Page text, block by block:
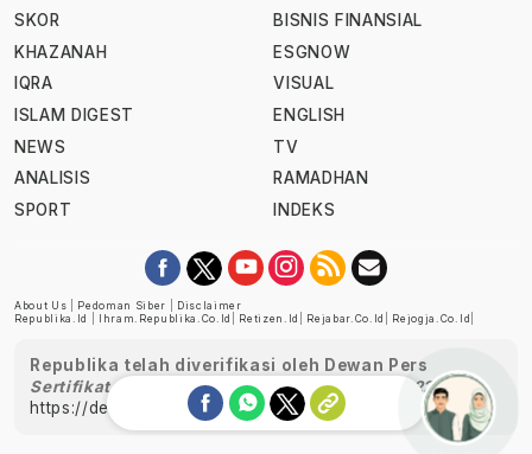
SKOR
KHAZANAH
IQRA
ISLAM DIGEST
NEWS
ANALISIS
SPORT
BISNIS FINANSIAL
ESGNOW
VISUAL
ENGLISH
TV
RAMADHAN
INDEKS
About Us Pedoman Siber
Disclaimer
Republika.id
Ihram.republika.co.id Retizen.id Rejabar.co.id Rejogja.co.id
Republika telah diverifikasi oleh Dewan Pers
Sertifikat Nomor 1058/DP-Verifikasi/K/XII/2022
https://dewanpers.or.id/data/perusahaanpers